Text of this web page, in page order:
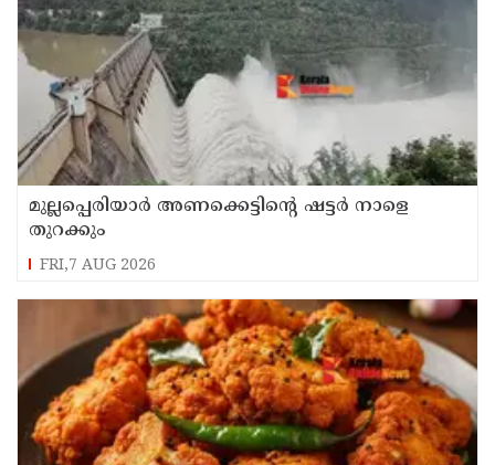
മുല്ലപ്പെരിയാർ അണക്കെട്ടിൻ്റെ ഷട്ടർ നാളെ
തുറക്കും
FRI,7 AUG 2026